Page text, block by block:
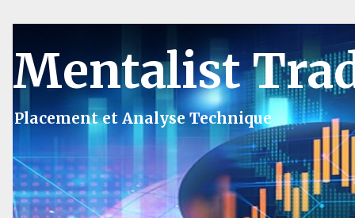
Mentalist
Placement et Analyse Technique